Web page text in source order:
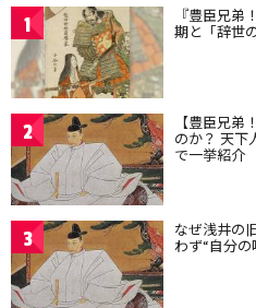
1 『豊臣兄
期と「辞世
2 【豊臣兄
のか？ 天下
で一挙紹介
3 なぜ浅井の
わず“自分